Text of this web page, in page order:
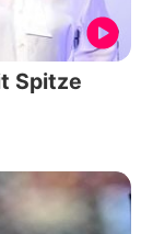
Spitze